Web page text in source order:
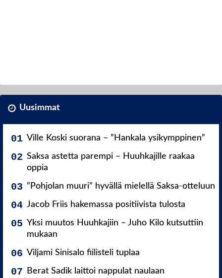
Uusimmat
Ville Koski suorana – ”Hankala ysikymppinen”
Saksa astetta parempi – Huuhkajille raakaa
oppia
”Pohjolan muuri” hyvällä mielellä Saksa-otteluun
Jacob Friis hakemassa positiivista tulosta
Yksi muutos Huuhkajiin – Juho Kilo kutsuttiin
mukaan
Viljami Sinisalo fiilisteli tuplaa
Berat Sadik laittoi nappulat naulaan